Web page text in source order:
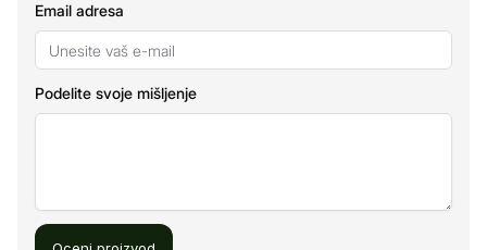
Email adresa
Podelite svoje mišljenje